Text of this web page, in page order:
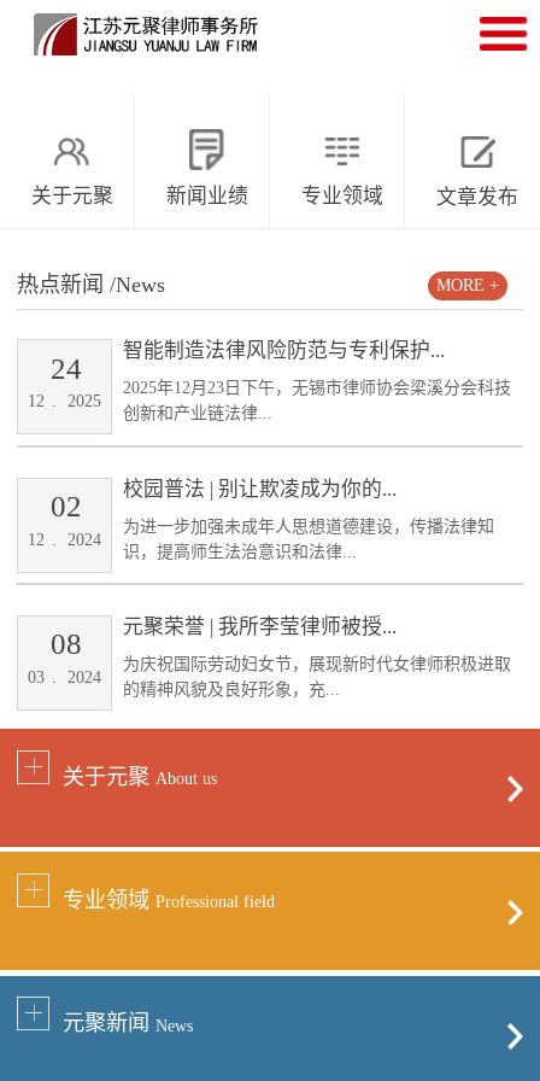
关于元聚 新闻业绩 专业领域 文章发布
热点新闻 /News
智能制造法律风险防范与专利保护...
2025年12月23日下午，无锡市律师协会梁溪分会科技
创新和产业链法律...
12 . 2025
24
校园普法 | 别让欺凌成为你的...
为进一步加强未成年人思想道德建设，传播法律知
识，提高师生法治意识和法律...
12 2024
02
元聚荣誉 | 我所李莹律师被授...
为庆祝国际劳动妇女节，展现新时代女律师积极进取
的精神风貌及良好形象，充...
03 2024
08
MORE +
关于元聚 About us
专业领域 Professional field
元聚新闻 News